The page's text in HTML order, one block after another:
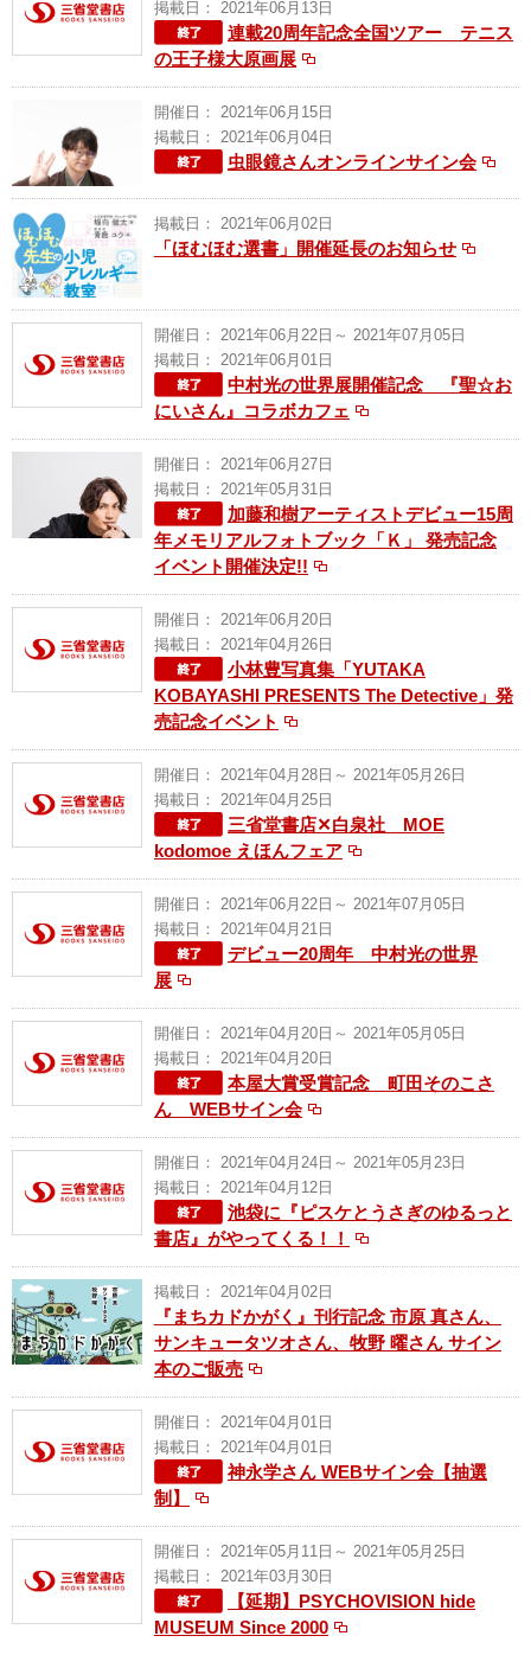
掲載日： 2021年06月13日
連載20周年記念全国ツアー テニス
の王子様大原画展
開催日： 2021年06月15日
掲載日： 2021年06月04日
虫眼鏡さんオンラインサイン会
掲載日： 2021年06月02日
「ほむほむ選書」開催延長のお知らせ
開催日： 2021年06月22日～ 2021年07月05日
掲載日： 2021年06月01日
中村光の世界展開催記念 『聖☆お
にいさん』コラボカフェ
開催日： 2021年06月27日
掲載日： 2021年05月31日
加藤和樹アーティストデビュー15周
年メモリアルフォトブック「Ｋ」 発売記念
イベント開催決定!!
開催日： 2021年06月20日
掲載日： 2021年04月26日
小林豊写真集「YUTAKA
KOBAYASHI PRESENTS The Detective」発
売記念イベント
開催日： 2021年04月28日～ 2021年05月26日
掲載日： 2021年04月25日
三省堂書店✕白泉社 MOE
kodomoe えほんフェア
開催日： 2021年06月22日～ 2021年07月05日
掲載日： 2021年04月21日
デビュー20周年 中村光の世界
展
開催日： 2021年04月20日～ 2021年05月05日
掲載日： 2021年04月20日
本屋大賞受賞記念 町田そのこさ
ん WEBサイン会
開催日： 2021年04月24日～ 2021年05月23日
掲載日： 2021年04月12日
池袋に『ピスケとうさぎのゆるっと
書店』がやってくる！！
掲載日： 2021年04月02日
『まちカドかがく』刊行記念 市原 真さん、
サンキュータツオさん、牧野 曜さん サイン
本のご販売
開催日： 2021年04月01日
掲載日： 2021年04月01日
神永学さん WEBサイン会【抽選
制】
開催日： 2021年05月11日～ 2021年05月25日
掲載日： 2021年03月30日
【延期】PSYCHOVISION hide
MUSEUM Since 2000